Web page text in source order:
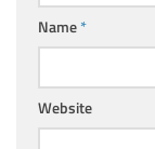
Name*
Website